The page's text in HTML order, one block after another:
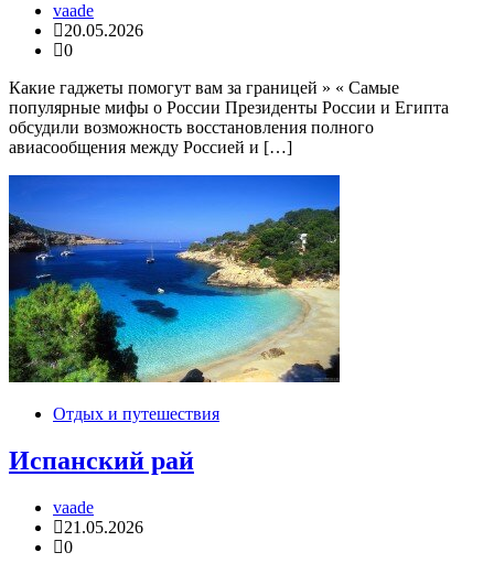
vaade
20.05.2026
0
Какие гаджеты помогут вам за границей » « Самые
популярные мифы о России Президенты России и Египта
обсудили возможность восстановления полного
авиасообщения между Россией и […]
Отдых и путешествия
Испанский рай
vaade
21.05.2026
0